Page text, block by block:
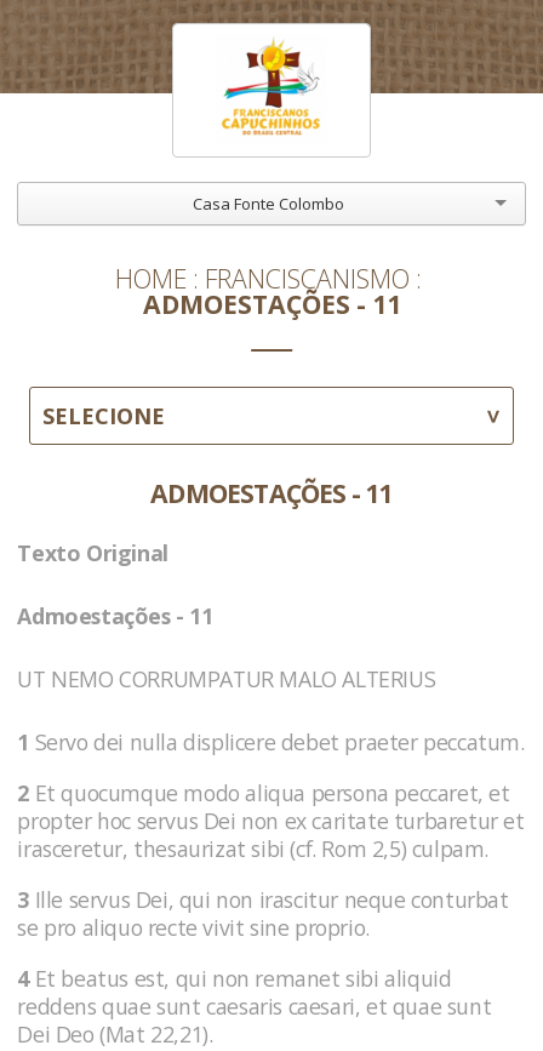
Casa Fonte Colombo
HOME FRANCISCANISMO
ADMOESTAÇÕES - 11
SELECIONE
ADMOESTAÇÕES - 11
Texto Original
Admoestações - 11
UT NEMO CORRUMPATUR MALO ALTERIUS
1 Servo dei nulla displicere debet praeter peccatum.
2 Et quocumque modo aliqua persona peccaret, et
propter hoc servus Dei non ex caritate turbaretur et
irasceretur, thesaurizat sibi (cf. Rom 2,5) culpam.
3 Ille servus Dei, qui non irascitur neque conturbat
se pro aliquo recte vivit sine proprio.
4Et beatus est, qui non remanet sibi aliquid
reddens quae sunt caesaris caesari, et quae sunt
Dei Deo (Mat 22,21).